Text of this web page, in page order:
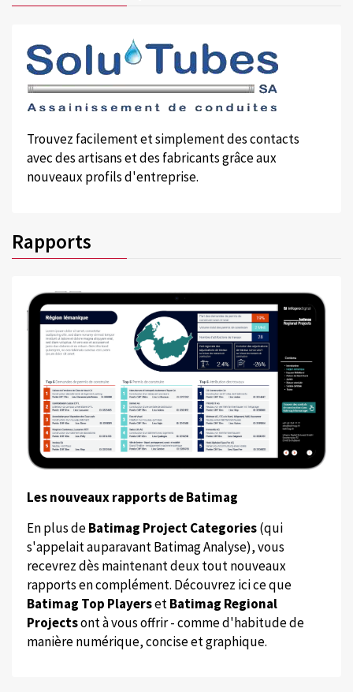
Trouvez facilement et simplement des contacts
avec des artisans et des fabricants grâce aux
nouveaux profils d'entreprise.
Rapports
Les nouveaux rapports de Batimag
En plus deBatimag Project Categories(qui
s'appelait auparavant Batimag Analyse), vous
recevrez dès maintenant deux tout nouveaux
rapports en complément. Découvrez ici ce que
Batimag Top PlayersetBatimag Regional
Projectsont à vous offrir - comme d'habitude de
manière numérique, concise et graphique.